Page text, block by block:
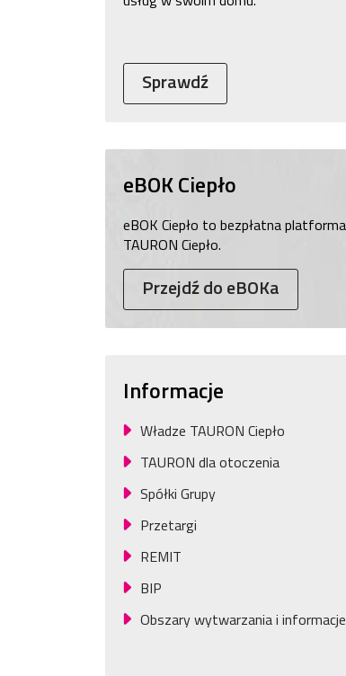
Sprawdź
eBOK Ciepło
eBOK Ciepło to bezpłatna
TAURON Ciepło.
Przejdź do eBOKa
Informacje
Władze TAURON Ciepło
TAURON dla otoczenia
Spółki Grupy
Przetargi
REMIT
BIP
Obszary wytwarzania i